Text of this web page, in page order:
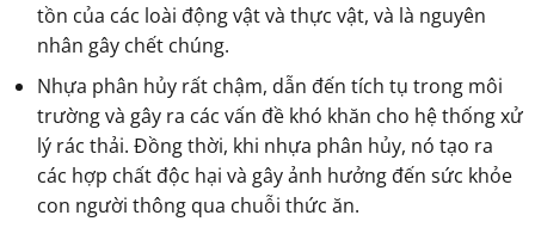
tồn của các loài động vật và thực vật, và là nguyên
nhân gây chết chúng.
Nhựa phân hủy rất chậm, dẫn đến tích tụ trong môi
trường và gây ra các vấn đề khó khăn cho hệ thống xử
lý rác thải. Đồng thời, khi nhựa phân hủy, nó tạo ra
các hợp chất độc hại và gây ảnh hưởng đến sức khỏe
con người thông qua chuỗi thức ăn.